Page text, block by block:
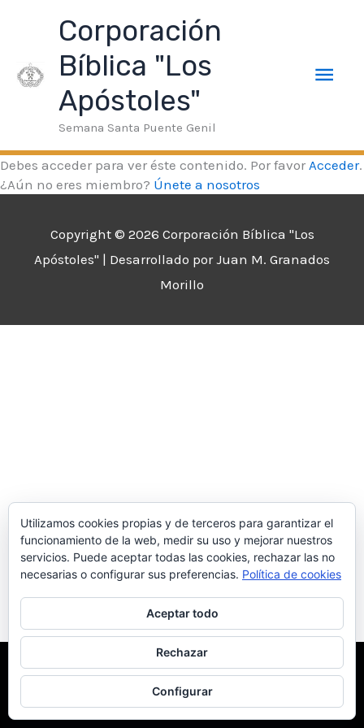
Corporación
Bíblica "Los
Apóstoles"
Semana Santa Puente Genil
Debes acceder para ver éste contenido. Por favor Acceder.
¿Aún no eres miembro? Únete a nosotros
Copyright © 2026 Corporación Bíblica "Los
Apóstoles" | Desarrollado por Juan M. Granados
Morillo
Utilizamos cookies propias y de terceros para garantizar el
funcionamiento de la web, medir su uso y mejorar nuestros
servicios. Puede aceptar todas las cookies, rechazar las no
necesarias o configurar sus preferencias. Política de cookies
Aceptar todo
Rechazar
Configurar
experiencia en nuestro sitio web.